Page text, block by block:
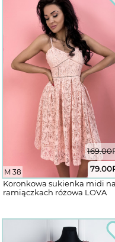
RODZAJ
DEKOLT
WEDŁUG KOLORU
M 38
169.00
79.00
Koronkowa sukienka midi na
ramiączkach różowa LOVA